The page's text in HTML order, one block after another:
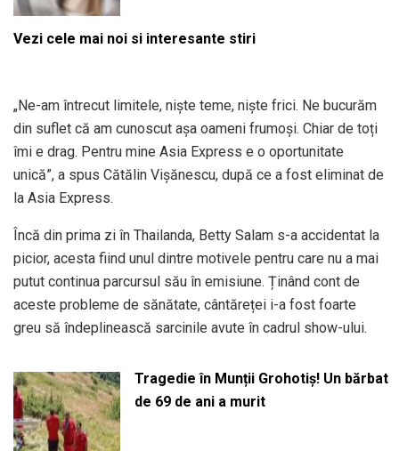
Vezi cele mai noi si interesante stiri
„Ne-am întrecut limitele, niște teme, niște frici. Ne bucurăm
din suflet că am cunoscut așa oameni frumoși. Chiar de toți
îmi e drag. Pentru mine Asia Express e o oportunitate
unică”, a spus Cătălin Vișănescu, după ce a fost eliminat de
la Asia Express.
Încă din prima zi în Thailanda, Betty Salam s-a accidentat la
picior, acesta fiind unul dintre motivele pentru care nu a mai
putut continua parcursul său în emisiune. Ținând cont de
aceste probleme de sănătate, cântăreței i-a fost foarte
greu să îndeplinească sarcinile avute în cadrul show-ului.
Tragedie în Munții Grohotiș! Un bărbat
de 69 de ani a murit